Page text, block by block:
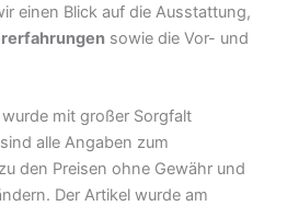
einen Blick auf die Ausstattung,
sowie die Vor- und
wurde mit großer Sorgfalt
alle Angaben zum
den Preisen ohne Gewähr und
Der Artikel wurde am